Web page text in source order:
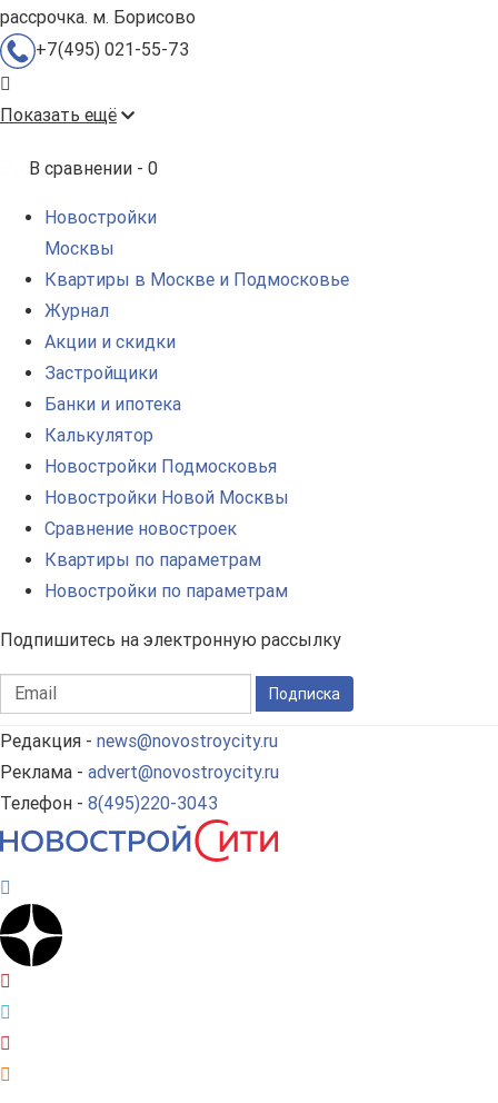
рассрочка. м. Борисово
+7(495) 021-55-73
Показать ещё
В сравнении - 0
Новостройки
Москвы
Квартиры в Москве и Подмосковье
Журнал
Акции и скидки
Застройщики
Банки и ипотека
Калькулятор
Новостройки Подмосковья
Новостройки Новой Москвы
Сравнение новостроек
Квартиры по параметрам
Новостройки по параметрам
Подпишитесь на электронную рассылку
Подписка
Редакция - news@novostroycity.ru
Реклама - advert@novostroycity.ru
Телефон - 8(495)220-3043